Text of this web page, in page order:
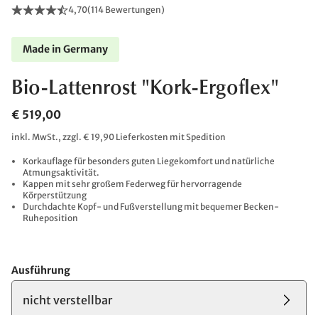
4,70(114 Bewertungen)
Made in Germany
Bio-Lattenrost "Kork-Ergoflex"
€ 519,00
inkl. MwSt., zzgl. € 19,90 Lieferkosten mit Spedition
Korkauflage für besonders guten Liegekomfort und natürliche
Atmungsaktivität.
Kappen mit sehr großem Federweg für hervorragende
Körperstützung
Durchdachte Kopf- und Fußverstellung mit bequemer Becken-
Ruheposition
Ausführung
nicht verstellbar